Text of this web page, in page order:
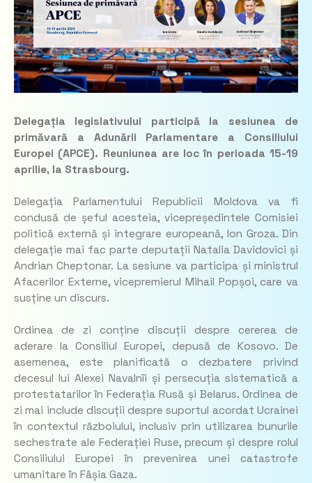
Delegația legislativului participă la sesiunea de
primăvară a Adunării Parlamentare a Consiliului
Europei (APCE). Reuniunea are loc în perioada 15-19
aprilie, la Strasbourg.
Delegația Parlamentului Republicii Moldova va fi
condusă de șeful acesteia, vicepreședintele Comisiei
politică externă și integrare europeană, Ion Groza. Din
delegație mai fac parte deputații Natalia Davidovici și
Andrian Cheptonar. La sesiune va participa și ministrul
Afacerilor Externe, vicepremierul Mihail Popșoi, care va
susține un discurs.
Ordinea de zi conține discuții despre cererea de
aderare la Consiliul Europei, depusă de Kosovo. De
asemenea, este planificată o dezbatere privind
decesul lui Alexei Navalnîi și persecuția sistematică a
protestatarilor în Federația Rusă și Belarus. Ordinea de
zi mai include discuții despre suportul acordat Ucrainei
în contextul războiului, inclusiv prin utilizarea bunurile
sechestrate ale Federației Ruse, precum și despre rolul
Consiliului Europei în prevenirea unei catastrofe
umanitare în Fâșia Gaza.